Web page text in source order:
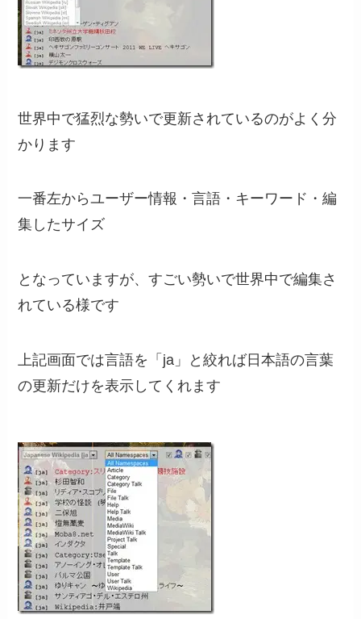
世界中で猛烈な勢いで更新されているのがよく分
かります
一番左からユーザー情報・言語・キーワード・編
集したサイズ
となっていますが、すごい勢いで世界中で編集さ
れている様です
上記画面では言語を「ja」と絞れば日本語の言葉
の更新だけを表示してくれます